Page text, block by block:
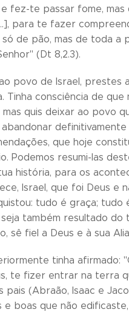
fez-te passar fome, mas
para te fazer
só de pão, mas de toda a
(Dt 8,2.3).
povo de Israel, prestes
Tinha consciência de que
quis deixar ao povo
que hoje
Podemos resumi-las
história, para os
Israel, que foi Deus e
tudo é graça; tudo
seja também resultado do
sê fiel a Deus e à sua
tinha afirmado:
te fizer entrar na terra
pais (Abraão, Isaac e
e boas que não edificaste,